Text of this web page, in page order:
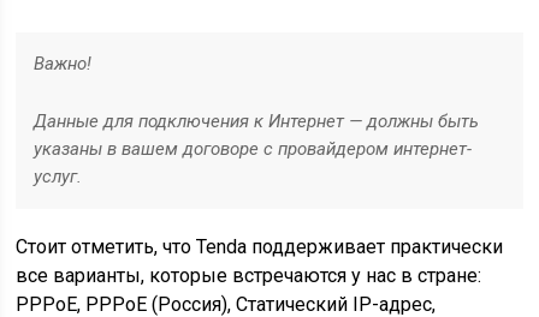
Важно!
Данные для подключения к Интернет — должны быть
указаны в вашем договоре с провайдером интернет-
услуг.
Стоит отметить, что Tenda поддерживает практически
все варианты, которые встречаются у нас в стране:
PPPoE, PPPoE (Россия), Статический IP-адрес,